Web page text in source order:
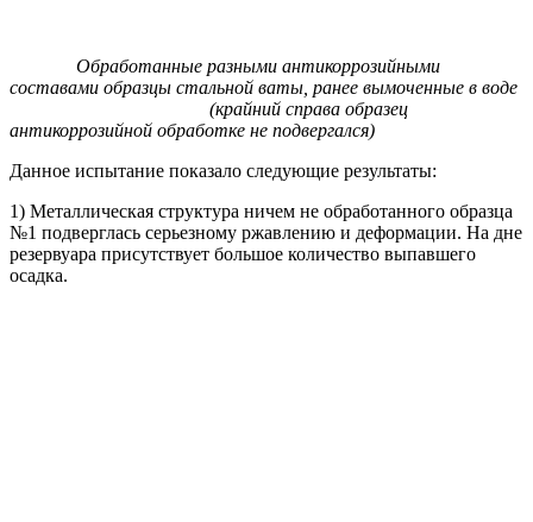
Обработанные разными антикоррозийными
составами образцы стальной ваты, ранее вымоченные в воде
(крайний справа образец
антикоррозийной обработке не подвергался)
Данное испытание показало следующие результаты:
1) Металлическая структура ничем не обработанного образца
№1 подверглась серьезному ржавлению и деформации. На дне
резервуара присутствует большое количество выпавшего
осадка.